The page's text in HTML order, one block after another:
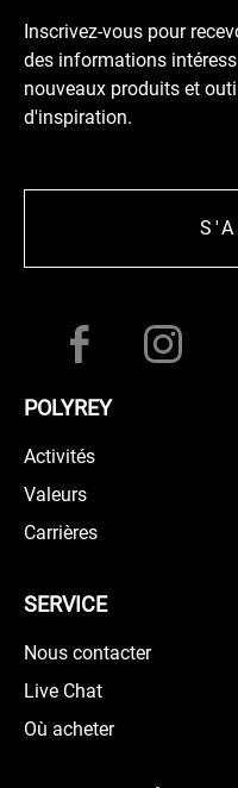
Inscrivez-vous pour
des informations
nouveaux produits et
d'inspiration.
POLYREY
Activités
Valeurs
Carrières
SERVICE
Nous contacter
Live Chat
Où acheter